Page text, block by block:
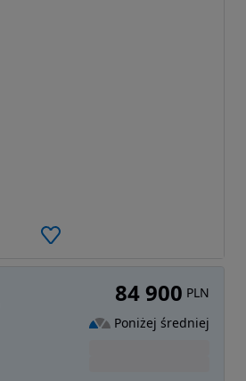
84 900 PLN
Poniżej średniej